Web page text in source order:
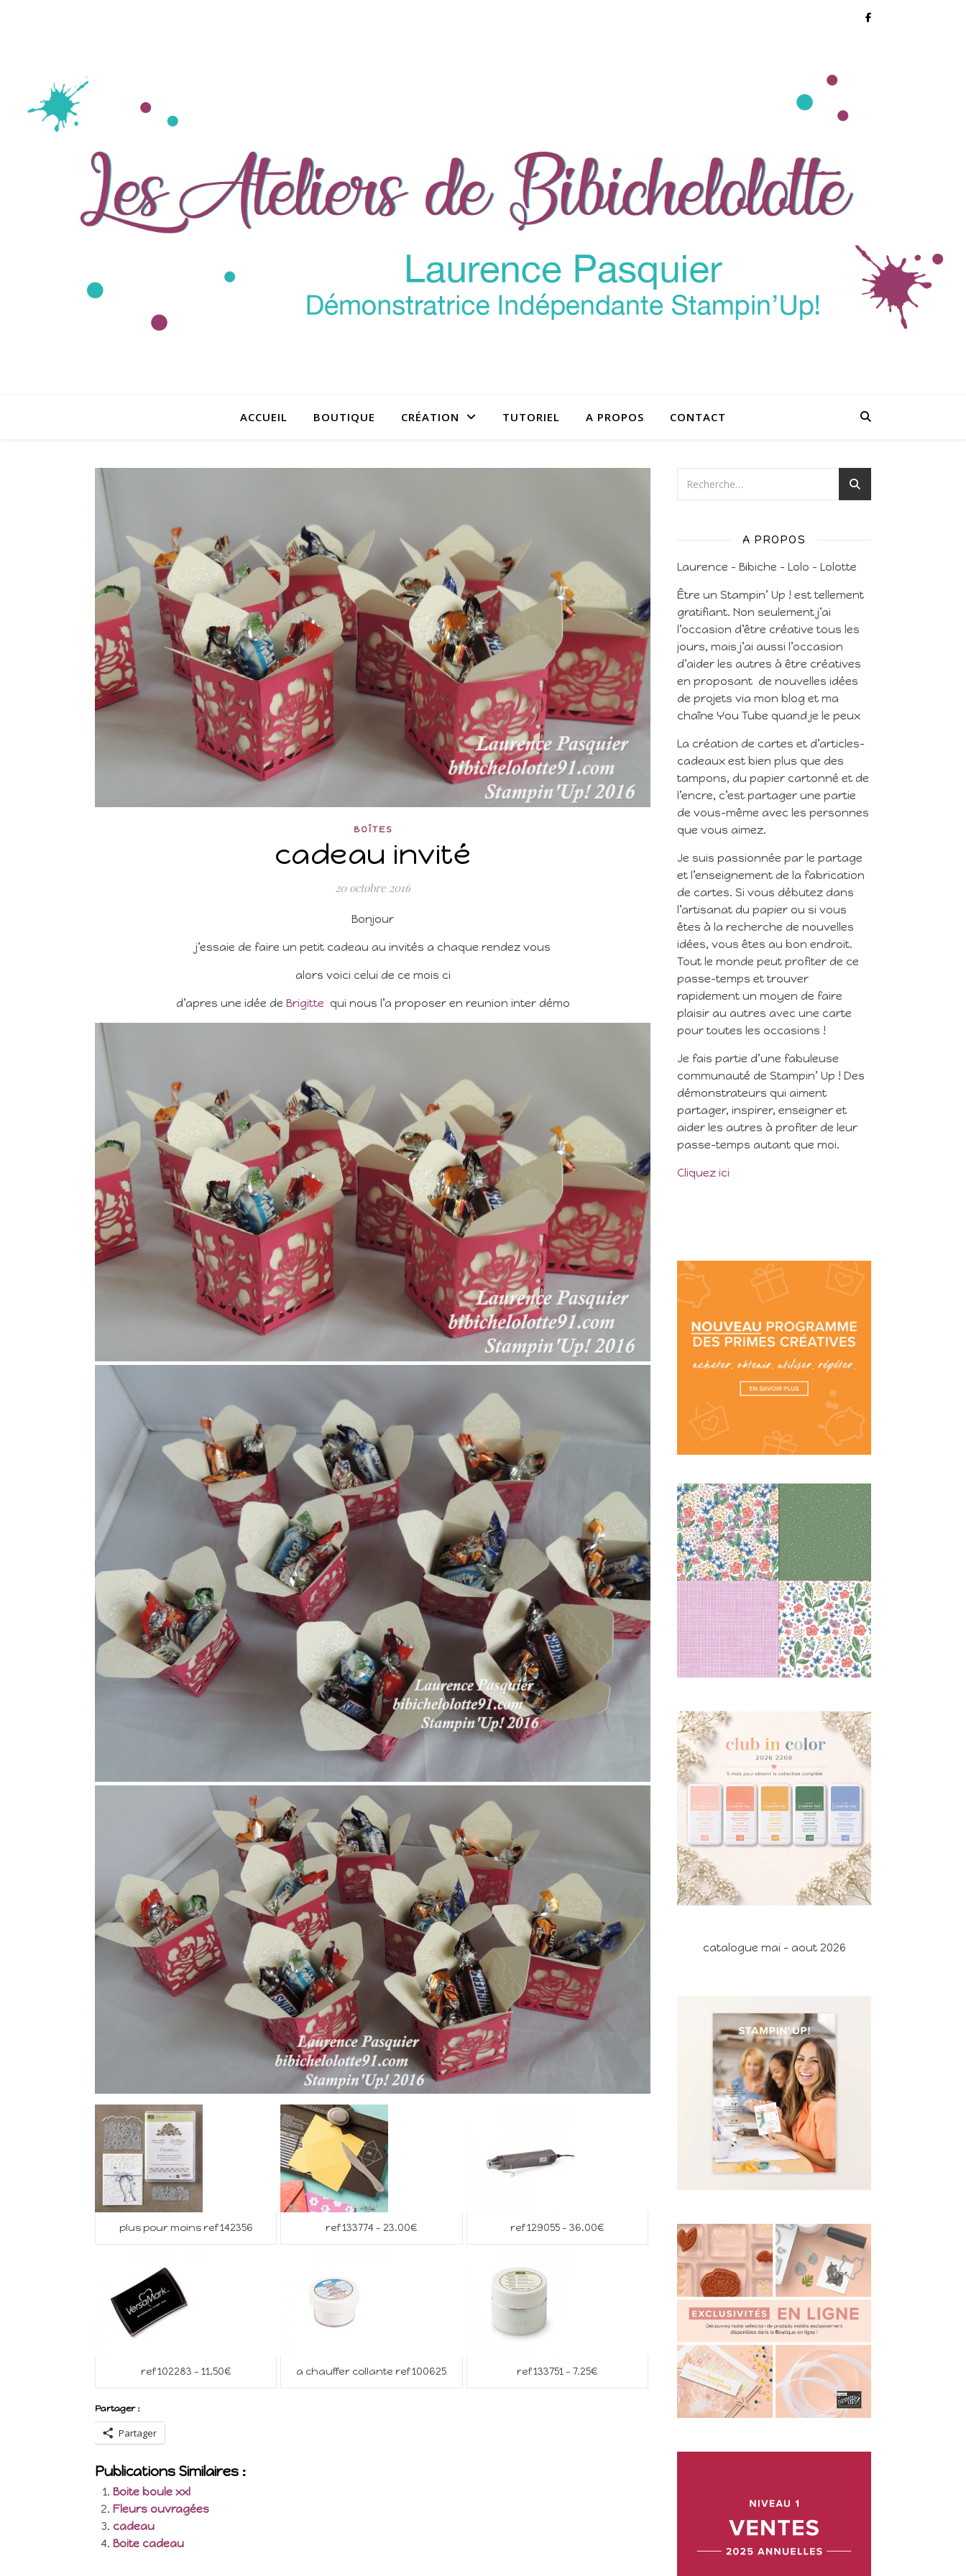
ACCUEIL BOUTIQUE CRÉATION TUTORIEL A PROPOS CONTACT
BOÎTES
cadeau invité
20 octobre 2016
Bonjour
j’essaie de faire un petit cadeau au invités a chaque rendez vous
alors voici celui de ce mois ci
d’apres une idée de Brigitte qui nous l’a proposer en reunion inter démo
plus pour moins ref 142356 ref 133774 – 23.00€ ref 129055 – 36.00€
ref 102283 – 11,50€ a chauffer collante ref 100625 ref 133751 – 7.25€
Partager :
Partager
Publications Similaires :
Boite boule xxl
Fleurs ouvragées
cadeau
Boite cadeau
A PROPOS
Laurence – Bibiche – Lolo – Lolotte
Être un Stampin’ Up ! est tellement
gratifiant. Non seulement j’ai
l’occasion d’être créative tous les
jours, mais j’ai aussi l’occasion
d’aider les autres à être créatives
en proposant de nouvelles idées
de projets via mon blog et ma
chaîne You Tube quand je le peux
La création de cartes et d’articles-
cadeaux est bien plus que des
tampons, du papier cartonné et de
l’encre, c’est partager une partie
de vous-même avec les personnes
que vous aimez.
Je suis passionnée par le partage
et l’enseignement de la fabrication
de cartes. Si vous débutez dans
l’artisanat du papier ou si vous
êtes à la recherche de nouvelles
idées, vous êtes au bon endroit.
Tout le monde peut profiter de ce
passe-temps et trouver
rapidement un moyen de faire
plaisir au autres avec une carte
pour toutes les occasions !
Je fais partie d’une fabuleuse
communauté de Stampin’ Up ! Des
démonstrateurs qui aiment
partager, inspirer, enseigner et
aider les autres à profiter de leur
passe-temps autant que moi.
Cliquez ici
catalogue mai - aout 2026